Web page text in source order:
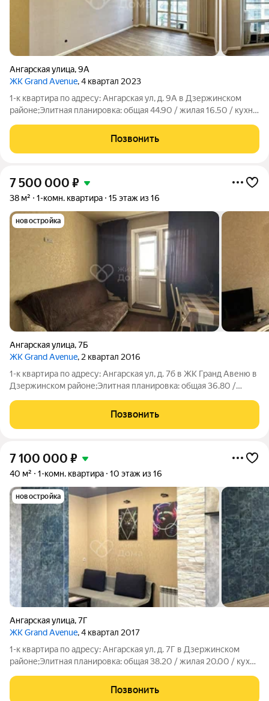
Ангарская улица,9А
ЖК Grand Avenue, 4 квартал 2023
1-к квартира по адресу: Ангарская ул, д. 9А в Дзержинском
районе;Элитная планировка: общая 44.90 / жилая 16.50 / кухня
Пластиковые окна. На полу ламинат. Есть застекленная
пластиком лоджияКвартира
Позвонить
7 500 000 ₽
38 м² 1-комн. квартира 15 этаж из 16
новостройка
Ангарская улица,7Б
ЖК Grand Avenue, 2 квартал 2016
1-к квартира по адресу: Ангарская ул, д. 7б в ЖК Гранд Авеню в
Дзержинском районе;Элитная планировка: общая 36.80 /
Квартира с продуманной отделкой. Напольное покрытие
износостойкий ламинат
Позвонить
7 100 000 ₽
40 м² 1-комн. квартира 10 этаж из 16
новостройка
Ангарская улица,7Г
ЖК Grand Avenue, 4 квартал 2017
1-к квартира по адресу: Ангарская ул, д. 7Г в Дзержинском
районе;Элитная планировка: общая 38.20 / жилая 20.00 / кухня
Пластиковые окна. На полу ламинат. Есть застекленный
пластиком балконПри
Позвонить